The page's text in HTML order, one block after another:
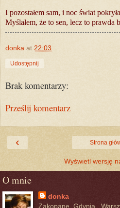
I pozostałem sam, i noc świat
Myślałem, że to sen, lecz to prawda
donka at 22:03
Udostępnij
Brak komentarzy:
Prześlij komentarz
‹ Strona
Wyświetl wersję
O mnie
donka
Zakopane, Gdynia,.